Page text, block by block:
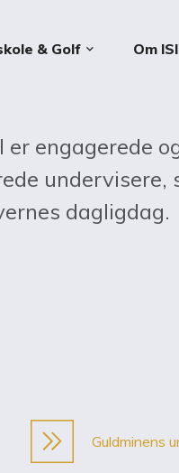
& Golf keyboard_arrow_down Om ISI
er engagerede
undervisere,
dagligdag.
Guldminens